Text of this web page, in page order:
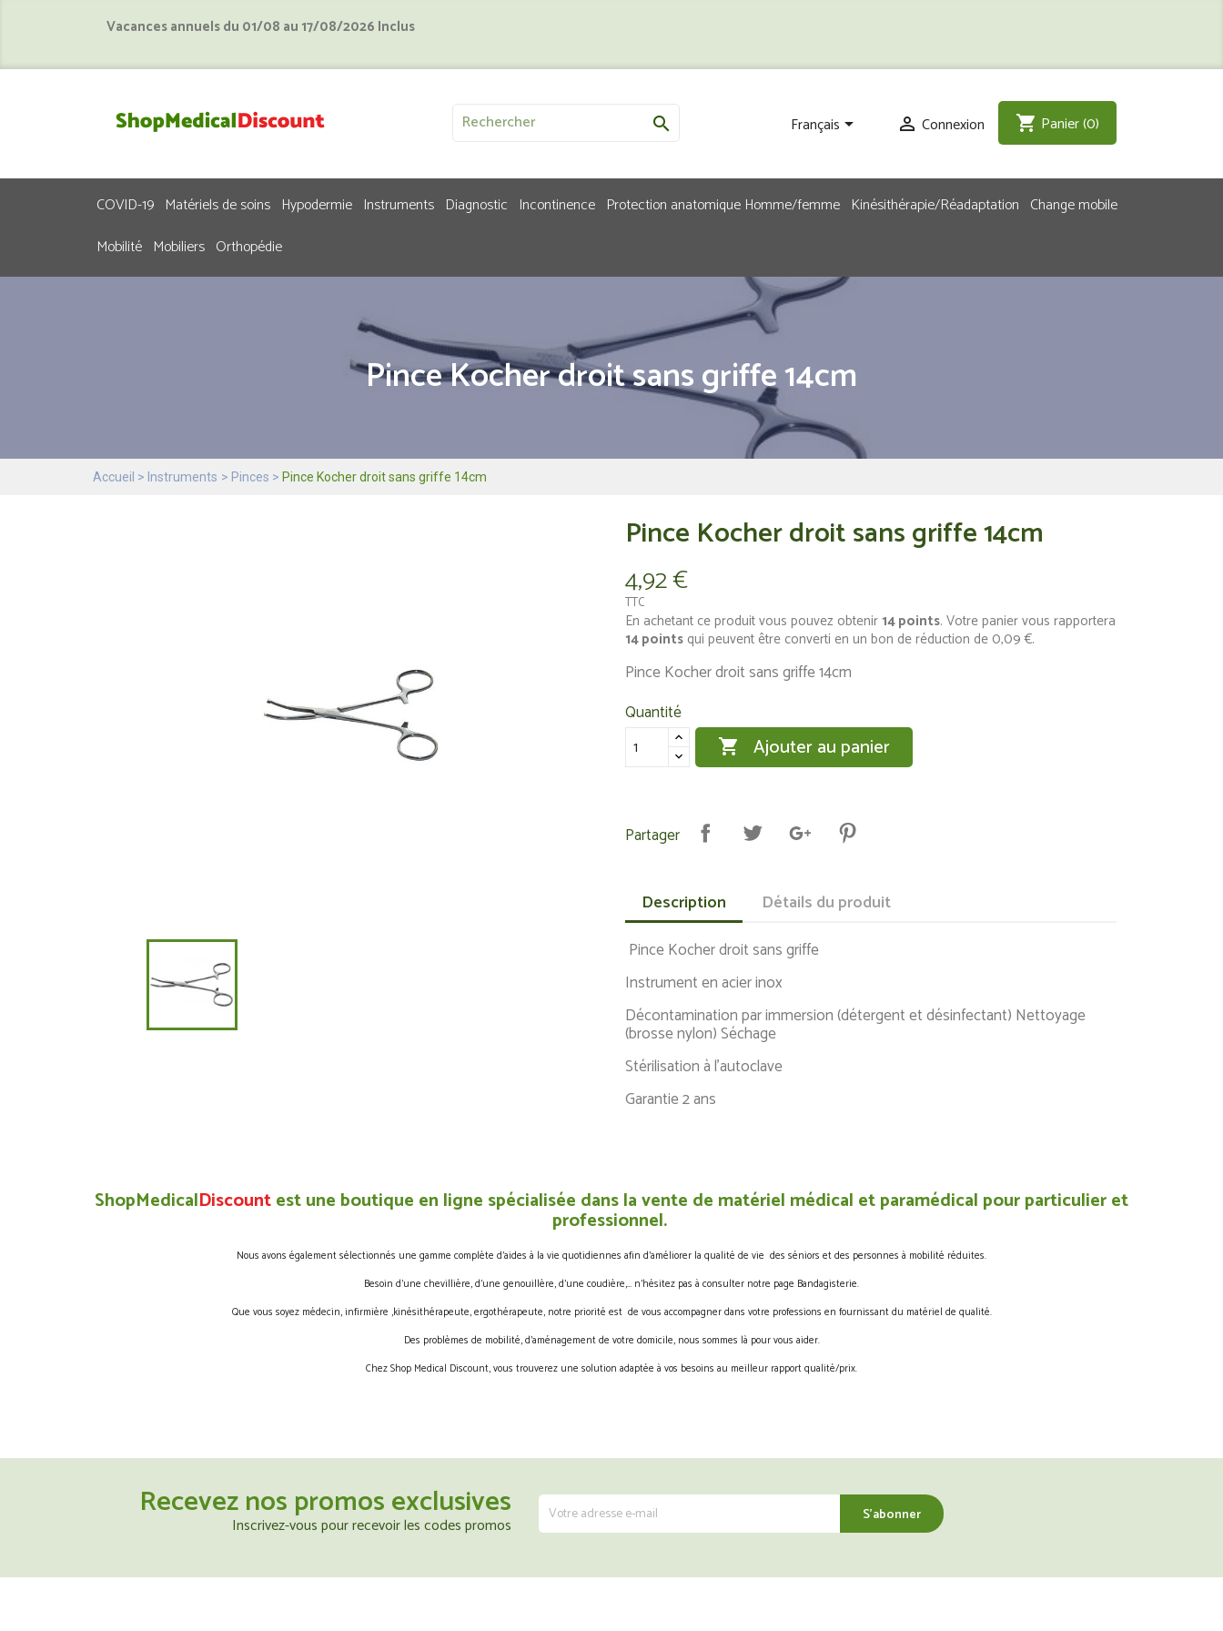
Vacances annuels du 01/08 au 17/08/2026 Inclus
 Français  Connexion shopping_cart Panier(0)
COVID-19 Matériels de soins Hypodermie Instruments Diagnostic Incontinence Protection anatomique Homme/femme Kinésithérapie/Réadaptation Change mobile
Mobilité Mobiliers Orthopédie
Pince Kocher droit sans griffe 14cm
Accueil Instruments Pinces Pince Kocher droit sans griffe 14cm
Pince Kocher droit sans griffe 14cm
4,92 €
TTC
En achetant ce produit vous pouvez obtenir14points. Votre panier vous rapportera
14points qui peuvent être converti en un bon de réduction de 0,09 €.
Pince Kocher droit sans griffe 14cm
Quantité
 Ajouter au panier
Partager
Description Détails du produit
Pince Kocher droit sans griffe
Instrument en acier inox
Décontamination par immersion (détergent et désinfectant) Nettoyage
(brosse nylon) Séchage
Stérilisation à l'autoclave
Garantie 2 ans
ShopMedicalDiscountest une boutique en ligne spécialisée dans la vente de matériel médical et paramédical pour particulier et
professionnel.
Nous avons également sélectionnés une gamme complète d’aides à la vie quotidiennes afin d’améliorer la qualité de vie des séniors et des personnes à mobilité réduites.
Besoin d’une chevillière, d’une genouillère, d’une coudière,… n’hésitez pas à consulter notre page Bandagisterie.
Que vous soyez médecin, infirmière ,kinésithérapeute, ergothérapeute, notre priorité est de vous accompagner dans votre professions en fournissant du matériel de qualité.
Des problèmes de mobilité, d’aménagement de votre domicile, nous sommes là pour vous aider.
Chez Shop Medical Discount, vous trouverez une solution adaptée à vos besoins au meilleur rapport qualité/prix.
Recevez nos promos exclusives
Inscrivez-vous pour recevoir les codes promos